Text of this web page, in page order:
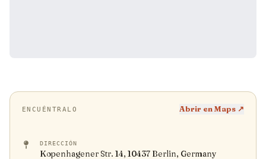
ENCUÉNTRALO Abrir en Maps ↗
DIRECCIÓN
Kopenhagener Str. 14, 10437 Berlin, Germany